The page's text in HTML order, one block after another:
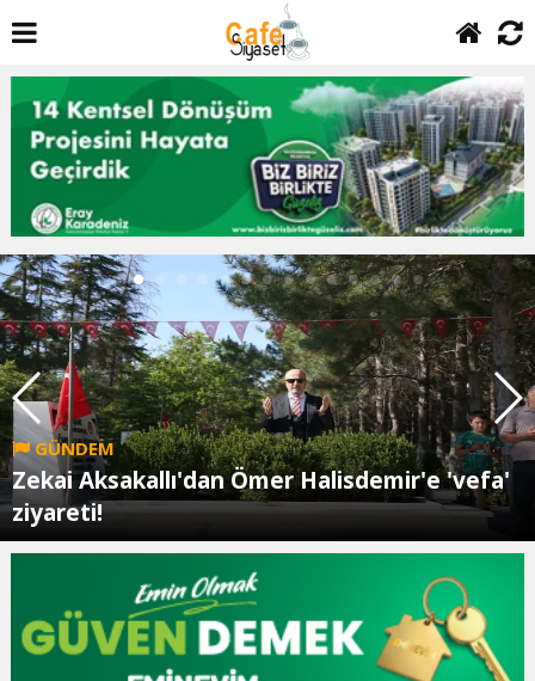
GÜNDEM
Zekai Aksakallı'dan Ömer Halisdemir'e 'vefa'
ziyareti!